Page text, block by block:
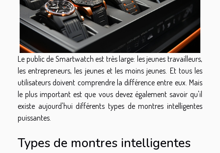
Le public de Smartwatch est très large: les jeunes travailleurs,
les entrepreneurs, les jeunes et les moins jeunes. Et tous les
utilisateurs doivent comprendre la différence entre eux. Mais
le plus important est que vous devez également savoir qu'il
existe aujourd'hui différents types de montres intelligentes
puissantes.
Types de montres intelligentes